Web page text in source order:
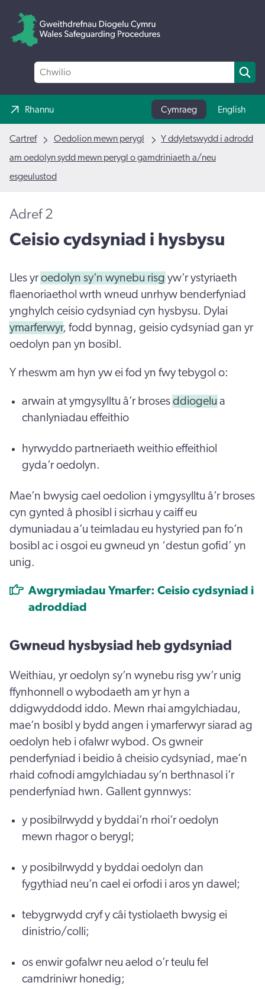
Rhannu Cymraeg English
Cartref Oedolion mewn perygl
Y ddyletswydd i adrodd
am oedolyn sydd mewn perygl o gamdriniaeth a/neu
esgeulustod
Ceisio cydsyniad i hysbysu
Adref 2
Lles yroedolyn sy’n wynebu risg yw’r ystyriaeth
flaenoriaethol wrth wneud unrhyw benderfyniad
ynghylch ceisio cydsyniad cyn hysbysu. Dylai
ymarferwyr, fodd bynnag, geisio cydsyniad gan yr
oedolyn pan yn bosibl.
Y rheswm am hyn yw ei fod yn fwy tebygol o:
arwain at ymgysylltu â’r broses ddiogelu a
chanlyniadau effeithio
hyrwyddo partneriaeth weithio effeithiol
gyda’r oedolyn.
Mae’n bwysig cael oedolion i ymgysylltu â’r broses
cyn gynted â phosibl i sicrhau y caiff eu
dymuniadau a’u teimladau eu hystyried pan fo’n
bosibl ac i osgoi eu gwneud yn ‘destun gofid’ yn
unig.
Awgrymiadau Ymarfer: Ceisio cydsyniad i
adroddiad
Gwneud hysbysiad heb gydsyniad
Weithiau, yr oedolyn sy’n wynebu risg yw’r unig
ffynhonnell o wybodaeth am yr hyn a
ddigwyddodd iddo. Mewn rhai amgylchiadau,
mae’n bosibl y bydd angen i ymarferwyr siarad ag
oedolyn heb i ofalwr wybod. Os gwneir
penderfyniad i beidio â cheisio cydsyniad, mae’n
rhaid cofnodi amgylchiadau sy’n berthnasol i’r
penderfyniad hwn. Gallent gynnwys:
y posibilrwydd y byddai’n rhoi’r oedolyn
mewn rhagor o berygl;
y posibilrwydd y byddai oedolyn dan
fygythiad neu’n cael ei orfodi i aros yn dawel;
tebygrwydd cryf y câi tystiolaeth bwysig ei
dinistrio/colli;
os enwir gofalwr neu aelod o’r teulu fel
camdriniwr honedig;